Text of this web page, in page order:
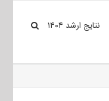
نتایج ارشد ۱۴۰۴